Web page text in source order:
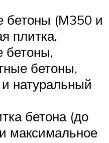
бетоны (М350 и
плитка.
бетоны,
бетоны,
натуральный
бетона (до
максимальное